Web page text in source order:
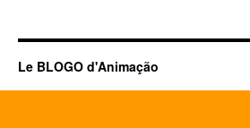
Le BLOGO d'Animação